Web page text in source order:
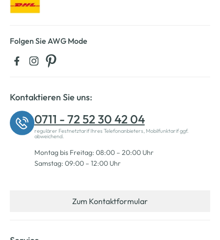
Folgen Sie AWG Mode
Kontaktieren Sie uns:
0711 - 72 52 30 42 04
regulärer Festnetztarif Ihres Telefonanbieters, Mobilfunktarif ggf.
abweichend.
Montag bis Freitag: 08:00 – 20:00 Uhr
Samstag: 09:00 – 12:00 Uhr
Zum Kontaktformular